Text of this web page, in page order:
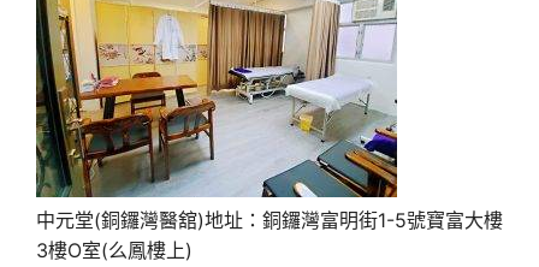
中元堂(銅鑼灣醫舘)地址：銅鑼灣富明街1-5號寶富大樓
3樓O室(么鳳樓上)